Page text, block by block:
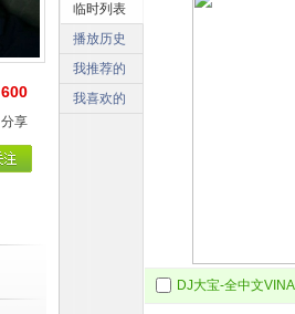
临时列表
播放历史
我推荐的
我喜欢的
600
分享